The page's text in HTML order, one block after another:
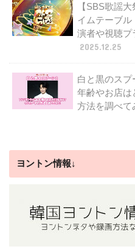
【SBS歌謡
イムテーブル
演者や視聴プ
2025.12.25
白と黒のス
年齢やお店は
方法を調べて
ヨントン情報↓